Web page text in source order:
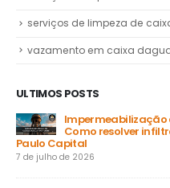
serviços de limpeza de
vazamento em caixa
ULTIMOS POSTS
Impermeabilização
Como resolver
Paulo Capital
7 de julho de 2026